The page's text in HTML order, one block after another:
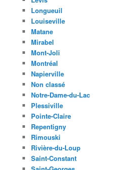
Longueuil
Louiseville
Matane
Mirabel
Mont-Joli
Montréal
Napierville
Non classé
Notre-Dame-du-Lac
Plessiville
Pointe-Claire
Repentigny
Rimouski
Rivière-du-Loup
Saint-Constant